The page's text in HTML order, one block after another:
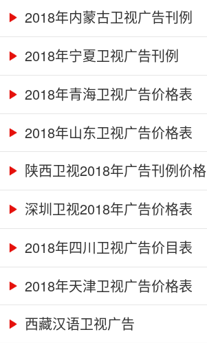
2018年内蒙古卫视广告刊例
2018年宁夏卫视广告刊例
2018年青海卫视广告价格表
2018年山东卫视广告价格表
陕西卫视2018年广告刊例价格
深圳卫视2018年广告价格表
2018年四川卫视广告价目表
2018年天津卫视广告价格表
西藏汉语卫视广告